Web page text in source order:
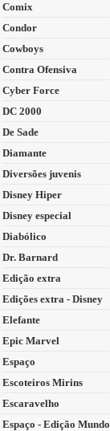
Comix
Condor
Cowboys
Contra Ofensiva
Cyber Force
DC 2000
De Sade
Diamante
Diversões juvenis
Disney Hiper
Disney especial
Diabólico
Dr. Barnard
Edição extra
Edições extra - Disney
Elefante
Epic Marvel
Espaço
Escoteiros Mirins
Escaravelho
Espaço - Edição Mundo